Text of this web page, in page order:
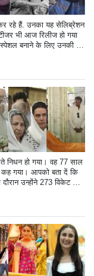
रहे हैं. उनका यह सेलिब्रेशन
भी आज रिलीज हो गया
बनाने के लिए उनकी प
तस्वीरें शेयर की है. इ
दोस्त.. मेरी सबसे खुशी
अकाउंट से यह कैप्शन पढ़ रहे
इसे मैजिकल बना देते हैं.
निधन हो गया। वह 77 साल
कह गया। आपको बता दें कि
उन्होंने 273 विकेट झट
नेहा धूपिया उन्हें श्रद्धांज